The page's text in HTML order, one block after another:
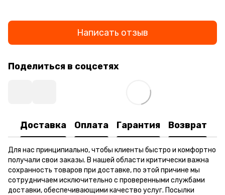
Написать отзыв
Поделиться в соцсетях
Доставка Оплата Гарантия Возврат
Для нас принципиально, чтобы клиенты быстро и комфортно
получали свои заказы. В нашей области критически важна
сохранность товаров при доставке, по этой причине мы
сотрудничаем исключительно с проверенными службами
доставки, обеспечивающими качество услуг. Посылки